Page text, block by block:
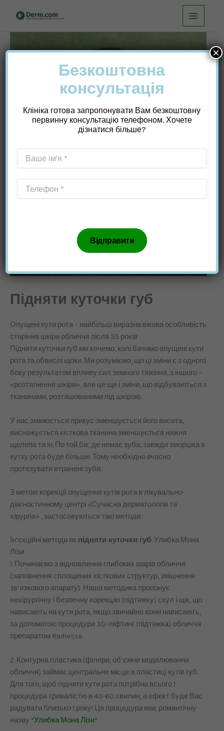
Підняти куточки губ
Опущені кути рота – найбільш виразна вікова особливість
старіння шкіри обличчя після 35 років
Підняти куточки губ ми хочемо, колі бачимо опущені кути
рота та обвислі щоки. Ми розуміємо, що ці зміни є з одного
боку результатом впливу сил земного тяжіння, з іншого –
«розтягнення шкіри», але це ще і зміни, що відбуваються з
тканинами, розташованими під шкірою.
У нас змінюється прикус зменшується його висота,
виснажується кісткова тканина зменшується нижня
щелепа та ін. По той бік, де немає зуба, завжди зморшка в
кутку рота буде більше. Тому необхідно вчасно
протезувати втрачені зуби.
З метою корекції опущення кутів рота в лікувально-
діагностичному центрі «Сучасна дерматологія та
хірургія» , застосовуються такі методи:
Ін’єкційні методи як підняти куточки губ: Улибка Мона
Лізи
1. Починаємо з відновлення глибоких шарів обличчя
(заповнення сплощених кісткових структур, зміцнення
зв’язкового апарату). Наша методика пропонує
нехірургічну і безпечну корекцію (підтяжку) скул і щік, що
нависають на кути рота, якщо звичайно вони нависають,
за допомогою процедури 3D-ліфтинг (підтяжка) обличчя
препаратом Radiesse.
2. Контурна пластика (філери, об’ємне моделювання
обличчя) займає центральне місце в пластиці кутів губ.
Для того, щоб підняти кути рота потрібна всього 1
процедура тривалістю в 40-60 хвилин, а ефект буде Вас
радувати близько 1 року! Ця процедура має романтічну
назву “Улибка Мона Лізи”
Безкоштовна
консультація
Клініка готова запропонувати Вам безкоштовну
первинну консультацію телефоном. Хочете
дізнатися більше?
×